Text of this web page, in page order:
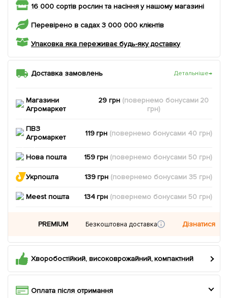
16 000 сортів рослин та насіння у нашому магазині
Перевірено в садах 3 000 000 клієнтів
Упаковка яка переживає будь-яку доставку
Доставка замовлень Детальніше→
Магазини
Агромаркет
29 грн (повернемобонусами 20
грн)
ПВЗ
Агромаркет
119 грн (повернемо бонусами 40 грн)
Нова пошта 159 грн (повернемо бонусами 50 грн)
Укрпошта 139 грн (повернемо бонусами35 грн)
Meest пошта 134 грн (повернемо бонусами 50 грн)
PREMIUM Безкоштовна доставка Дізнатися
Хворобостійкий, високоврожайний, компактний
Оплата після отримання